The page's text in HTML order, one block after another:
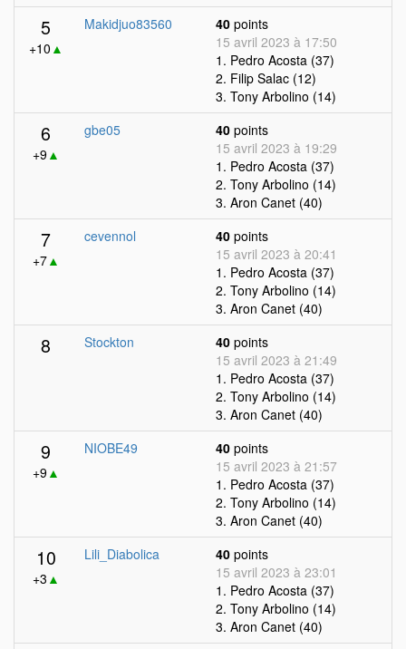
5
+10 ▲
Makidjuo83560 40 points
15 avril 2023 à 17:50
1. Pedro Acosta (37)
2. Filip Salac (12)
3. Tony Arbolino (14)
6
+9▲
gbe05 40 points
15 avril 2023 à 19:29
1. Pedro Acosta (37)
2. Tony Arbolino (14)
3. Aron Canet (40)
7
+7▲
cevennol 40 points
15 avril 2023 à 20:41
1. Pedro Acosta (37)
2. Tony Arbolino (14)
3. Aron Canet (40)
8 Stockton 40 points
15 avril 2023 à 21:49
1. Pedro Acosta (37)
2. Tony Arbolino (14)
3. Aron Canet (40)
9
+9▲
NIOBE49 40 points
15 avril 2023 à 21:57
1. Pedro Acosta (37)
2. Tony Arbolino (14)
3. Aron Canet (40)
10
+3 ▲
Lili_Diabolica 40 points
15 avril 2023 à 23:01
1. Pedro Acosta (37)
2. Tony Arbolino (14)
3. Aron Canet (40)